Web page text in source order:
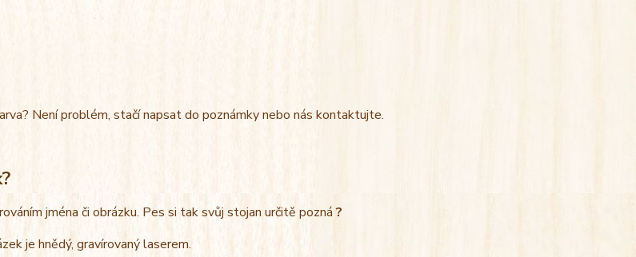
Není problém, stačí napsat do poznámky nebo nás kontaktujte.
jména či obrázku. Pes si tak svůj stojan určitě pozná?
je hnědý, gravírovaný laserem.